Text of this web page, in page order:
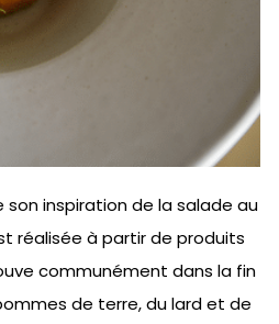
son inspiration de la salade au
réalisée à partir de produits
communément dans la fin
de terre, du lard et de